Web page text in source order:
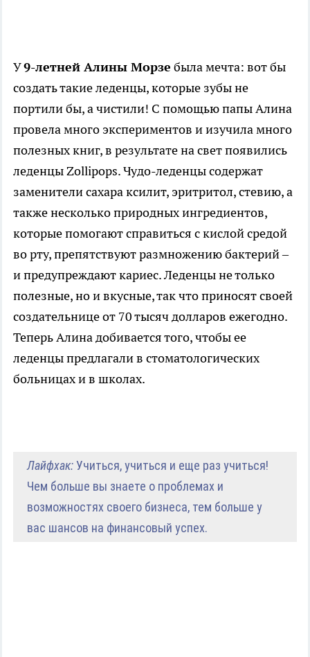
У9-летней Алины Морзе была мечта: вот бы
создать такие леденцы, которые зубы не
портили бы, а чистили! С помощью папы Алина
провела много экспериментов и изучила много
полезных книг, в результате на свет появились
леденцы Zollipops. Чудо-леденцы содержат
заменители сахара ксилит, эритритол, стевию, а
также несколько природных ингредиентов,
которые помогают справиться с кислой средой
во рту, препятствуют размножению бактерий –
и предупреждают кариес. Леденцы не только
полезные, но и вкусные, так что приносят своей
создательнице от 70 тысяч долларов ежегодно.
Теперь Алина добивается того, чтобы ее
леденцы предлагали в стоматологических
больницах и в школах.
Лайфхак:Учиться, учиться и еще раз учиться!
Чем больше вы знаете о проблемах и
возможностях своего бизнеса, тем больше у
вас шансов на финансовый успех.